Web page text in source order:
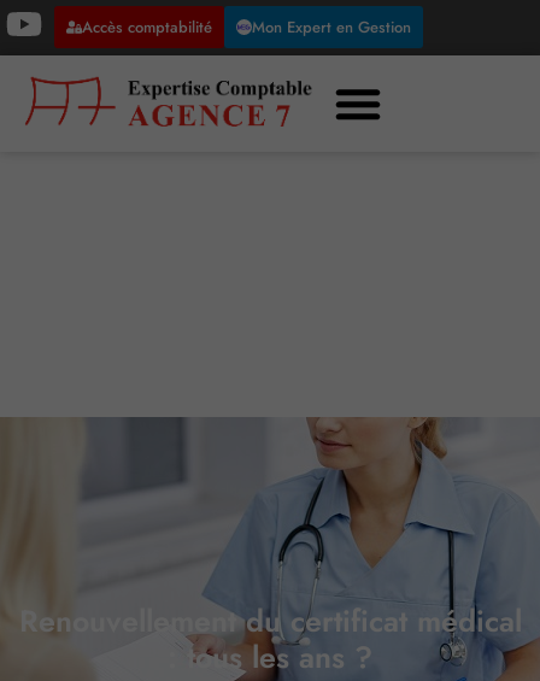
Accès comptabilité Mon Expert en Gestion
Renouvellement du certificat médical
: tous les ans ?